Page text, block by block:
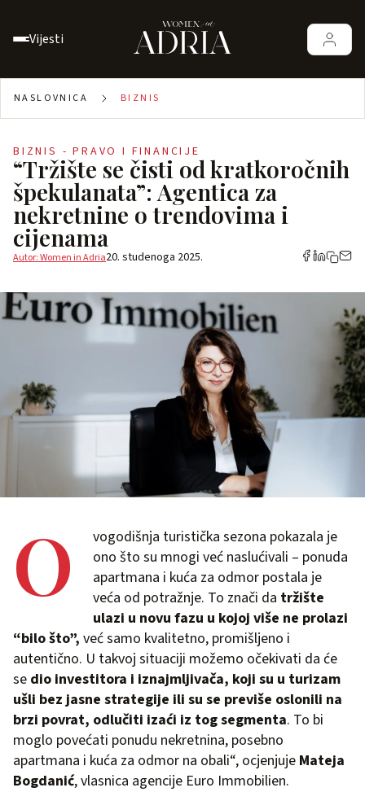
Vijesti
NASLOVNICA BIZNIS
BIZNIS - PRAVO I FINANCIJE
“Tržište se čisti od kratkoročnih
špekulanata”: Agentica za
nekretnine o trendovima i
cijenama
Autor: Women in Adria20. studenoga 2025.
O
vogodišnja turistička sezona pokazala je
ono što su mnogi već naslućivali – ponuda
apartmana i kuća za odmor postala je
veća od potražnje. To znači da tržište
ulazi u novu fazu u kojoj više ne prolazi
“bilo što”, već samo kvalitetno, promišljeno i
autentično. U takvoj situaciji možemo očekivati da će
se dio investitora i iznajmljivača, koji su u turizam
ušli bez jasne strategije ili su se previše oslonili na
brzi povrat, odlučiti izaći iz tog segmenta. To bi
moglo povećati ponudu nekretnina, posebno
apartmana i kuća za odmor na obali“, ocjenjuje Mateja
Bogdanić, vlasnica agencije Euro Immobilien.